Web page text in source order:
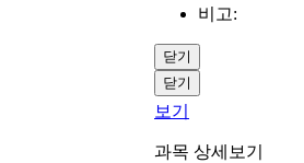
비고:
닫기
닫기
보기
과목 상세보기